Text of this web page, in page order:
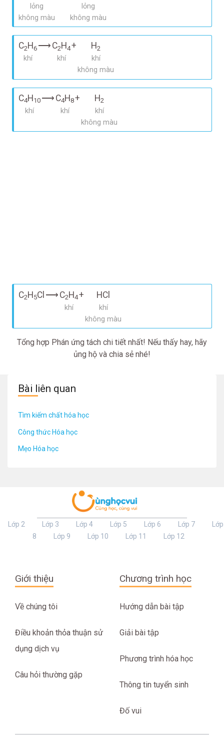
lỏng
lỏng
không màu
không màu
C2 H 6 ⟶ C2 H 4+ H 2
khí khí
khí
không màu
C4H 10 ⟶ C4H 8+ H 2
khí khí
khí
không màu
C2H5Cl ⟶ C2H4+ HCl
khí
khí
không màu
Tổng hợp Phán ứng tách chi tiết nhất! Nếu thấy hay, hãy
ủng hộ và chia sẻ nhé!
Bài liên quan
Tìm kiếm chất hóa học
Công thức Hóa học
Mẹo Hóa học
Lớp 2 Lớp 3 Lớp 4 Lớp 5 Lớp 6 Lớp 7
Lớp
8
Lớp 9 Lớp 10 Lớp 11 Lớp 12
Giới thiệu
Về chúng tôi
Điều khoản thỏa thuận sử
dụng dịch vụ
Câu hỏi thường gặp
Chương trình học
Hướng dẫn bài tập
Giải bài tập
Phương trình hóa học
Thông tin tuyển sinh
Đố vui